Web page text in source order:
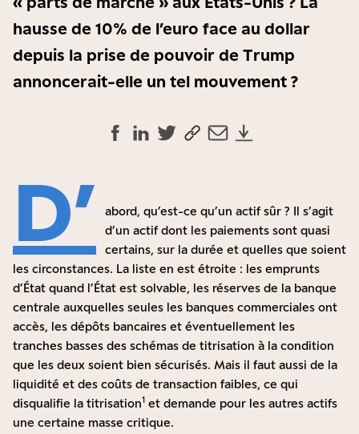
hausse de 10% de l’euro face au dollar
depuis la prise de pouvoir de Trump
annoncerait-elle un tel mouvement ?
D’
abord, qu’est-ce qu’un actif sûr ? Il s’agit
d’un actif dont les paiements sont quasi
certains, sur la durée et quelles que soient
les circonstances. La liste en est étroite : les emprunts
d’État quand l’État est solvable, les réserves de la banque
centrale auxquelles seules les banques commerciales ont
accès, les dépôts bancaires et éventuellement les
tranches basses des schémas de titrisation à la condition
que les deux soient bien sécurisés. Mais il faut aussi de la
liquidité et des coûts de transaction faibles, ce qui
disqualifie la titrisation1 et demande pour les autres actifs
une certaine masse critique.